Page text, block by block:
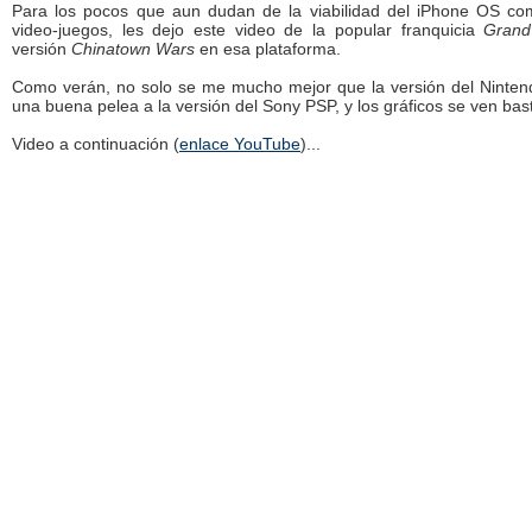
Para los pocos que aun dudan de la viabilidad del iPhone OS
video-juegos, les dejo este video de la popular franquicia
versión Chinatown Wars en esa plataforma.
Como verán, no solo se me mucho mejor que la versión del
una buena pelea a la versión del Sony PSP, y los gráficos se ven
Video a continuación (enlace YouTube)...